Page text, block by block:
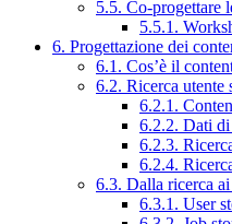
5.5. Co-progettare
5.5.1.
6. Progettazione dei
6.1. Cos’è il
6.2. Ricerca
6.2.1.
6.2.2. Dati
6.2.3.
6.2.4.
6.3. Dalla ricerca
6.3.1. User